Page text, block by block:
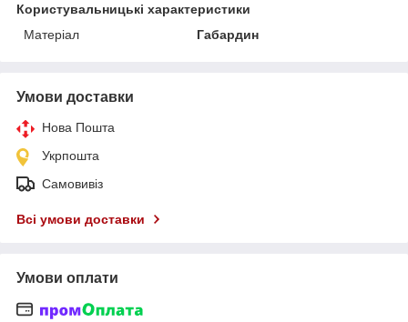
Користувальницькі характеристики
Матеріал
Габардин
Умови доставки
Нова Пошта
Укрпошта
Самовивіз
Всі умови доставки
Умови оплати